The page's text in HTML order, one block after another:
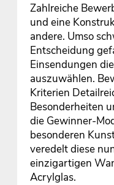
Zahlreiche
und eine
andere. Umso
Entscheidung
Einsendungen
auszuwählen.
Kriterien
Besonderheiten
die Gewinner-
besonderen
veredelt diese
einzigartigen
Acrylglas.